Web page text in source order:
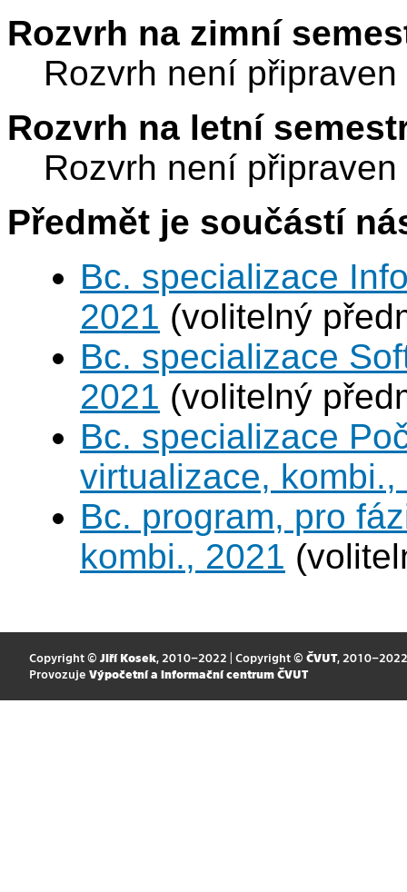
Rozvrh na zimní
Rozvrh není připraven
Rozvrh na letní
Rozvrh není připraven
Předmět je součástí
Bc. specializace
2021 (volitelný
Bc. specializace
2021 (volitelný
Bc. specializace
virtualizace, kombi.,
Bc. program, pro
kombi., 2021
Copyright © Jiří Kosek, 2010–2022 | Copyright © ČVUT, 2010–2022
Provozuje Výpočetní a informační centrum ČVUT